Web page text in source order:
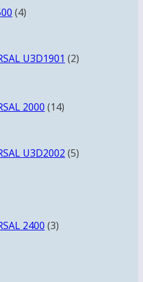
44
U3D1901 2товара
2000 1414
U3D2002 5товаров
2400 3товара